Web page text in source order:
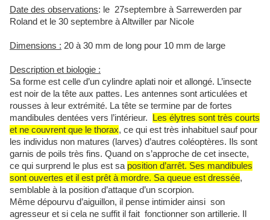
Date des observations: le 27septembre à Sarrewerden par
Roland et le 30 septembre à Altwiller par Nicole
Dimensions : 20 à 30 mm de long pour 10 mm de large
Description et biologie :
Sa forme est celle d’un cylindre aplati noir et allongé. L’insecte
est noir de la tête aux pattes. Les antennes sont articulées et
rousses à leur extrémité. La tête se termine par de fortes
mandibules dentées vers l’intérieur.
Les élytres sont très courts
et ne couvrent que le thorax, ce qui est très inhabituel sauf pour
les individus non matures (larves) d’autres coléoptères. Ils sont
garnis de poils très fins. Quand on s’approche de cet insecte,
ce qui surprend le plus est sa position d’arrêt. Ses mandibules
sont ouvertes et il est prêt à mordre. Sa queue est dressée,
semblable à la position d’attaque d’un scorpion.
Même dépourvu d’aiguillon, il pense intimider ainsi son
agresseur et si cela ne suffit il fait fonctionner son artillerie. Il